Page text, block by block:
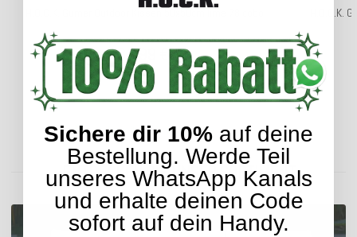
H.O.C.K. Gumer Outdoor Kissen 50x50cm lime 78 cobo
36,99 € *
Lieferzeit: ca. 2-4 Werktage
H.O.C.K.
ENTDECKEN SIE UNSER SORTIMENT
Sichere dir 10% auf deine
Bestellung. Werde Teil
unseres WhatsApp Kanals
und erhalte deinen Code
sofort auf dein Handy.